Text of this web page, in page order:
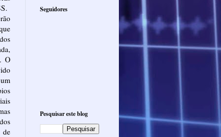
O
Seguidores
Pesquisar este blog